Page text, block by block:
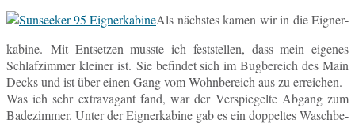
Als nächs­tes kamen wir in die Eig­ner­
ka­bi­ne. Mit Ent­set­zen musste ich fest­stel­len, dass mein ei­ge­nes
Schlaf­zim­mer klei­ner ist. Sie be­fin­det sich im Bug­be­reich des Main
Decks und ist über einen Gang vom Wohn­be­reich aus zu erreichen.
Was ich sehr ex­tra­va­gant fand, war der Ver­spie­gel­te Abgang zum
Ba­de­zim­mer. Unter der Eig­ner­ka­bi­ne gab es ein dop­pel­tes Wasch­be­